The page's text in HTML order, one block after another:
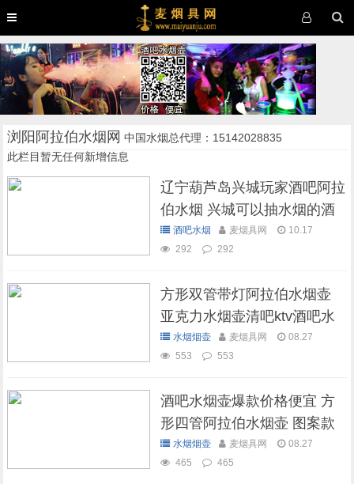
浏阳阿拉伯水烟网 中国水烟总代理：15142028835
此栏目暂无任何新增信息
辽宁葫芦岛兴城玩家酒吧阿拉
伯水烟 兴城可以抽水烟的酒
吧酒吧水烟 麦烟具网
10.17
292
292
方形双管带灯阿拉伯水烟壶
亚克力水烟壶清吧ktv酒吧水
烟壶水烟烟壶 麦烟具网
08.27
553
553
酒吧水烟壶爆款价格便宜 方
形四管阿拉伯水烟壶 图案款
水烟烟壶 麦烟具网
08.27
465
465